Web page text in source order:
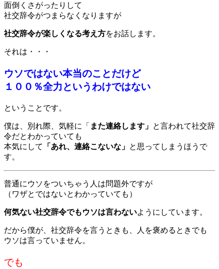
面倒くさがったりして
社交辞令がつまらなくなりますが
社交辞令が楽しくなる考え方をお話します。
それは・・・
ウソではない本当のことだけど
１００％全力というわけではない
ということです。
僕は、別れ際、気軽に「 また連絡します」 と言われて社交辞
令だとわかっていても
本気にして
「あれ、連絡こないな」 と思ってしまうほうで
す。
普通にウソをついちゃう人は問題外ですが
（ワザとではないとわかっていても）
何気ない社交辞令でも ウソは言わないようにしています。
だから僕が、社交辞令を言うときも、人を褒めるときでも
ウソは言っていません。
でも